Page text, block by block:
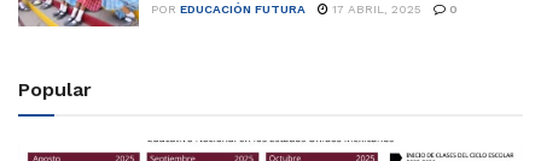
POR EDUCACIÓN FUTURA 17 ABRIL, 2025 0
Popular